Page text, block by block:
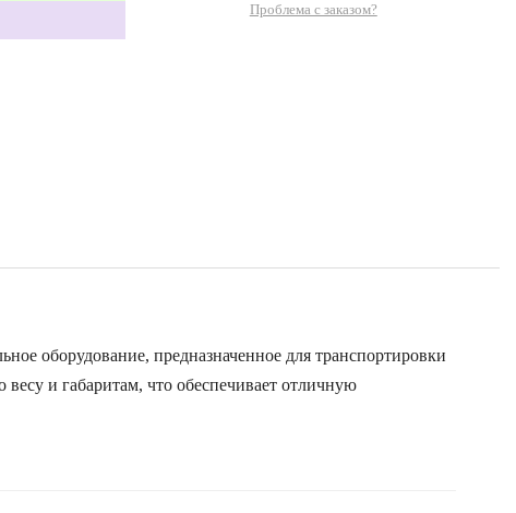
Проблема с заказом?
оборудование, предназначенное для транспортировки
и габаритам, что обеспечивает отличную